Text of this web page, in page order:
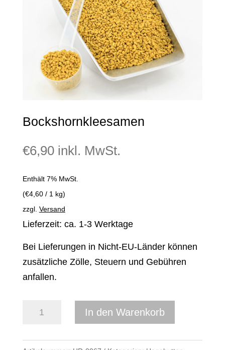
Bockshornkleesamen
€6,90 inkl. MwSt.
Enthält 7% MwSt.
(€4,60/ 1 kg)
zzgl. Versand
Lieferzeit: ca. 1-3 Werktage
Bei Lieferungen in Nicht-EU-Länder können
zusätzliche Zölle, Steuern und Gebühren
anfallen.
BockshornkleesamenIn den Warenkorb